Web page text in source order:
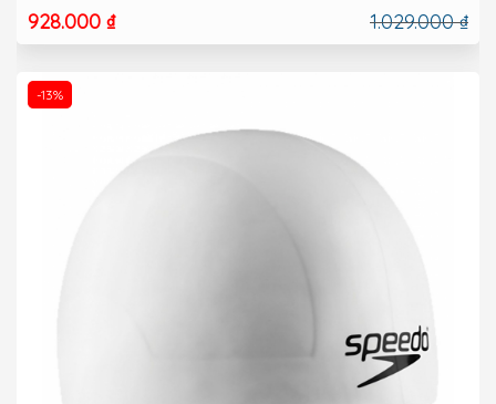
928.000 ₫ 1.029.000 ₫
-13%